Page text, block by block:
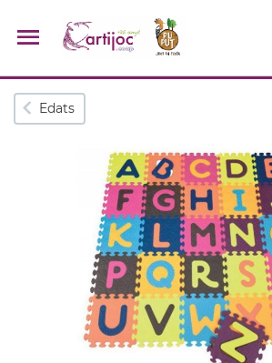
Cerques populars
parquing tinkering kit
Edats